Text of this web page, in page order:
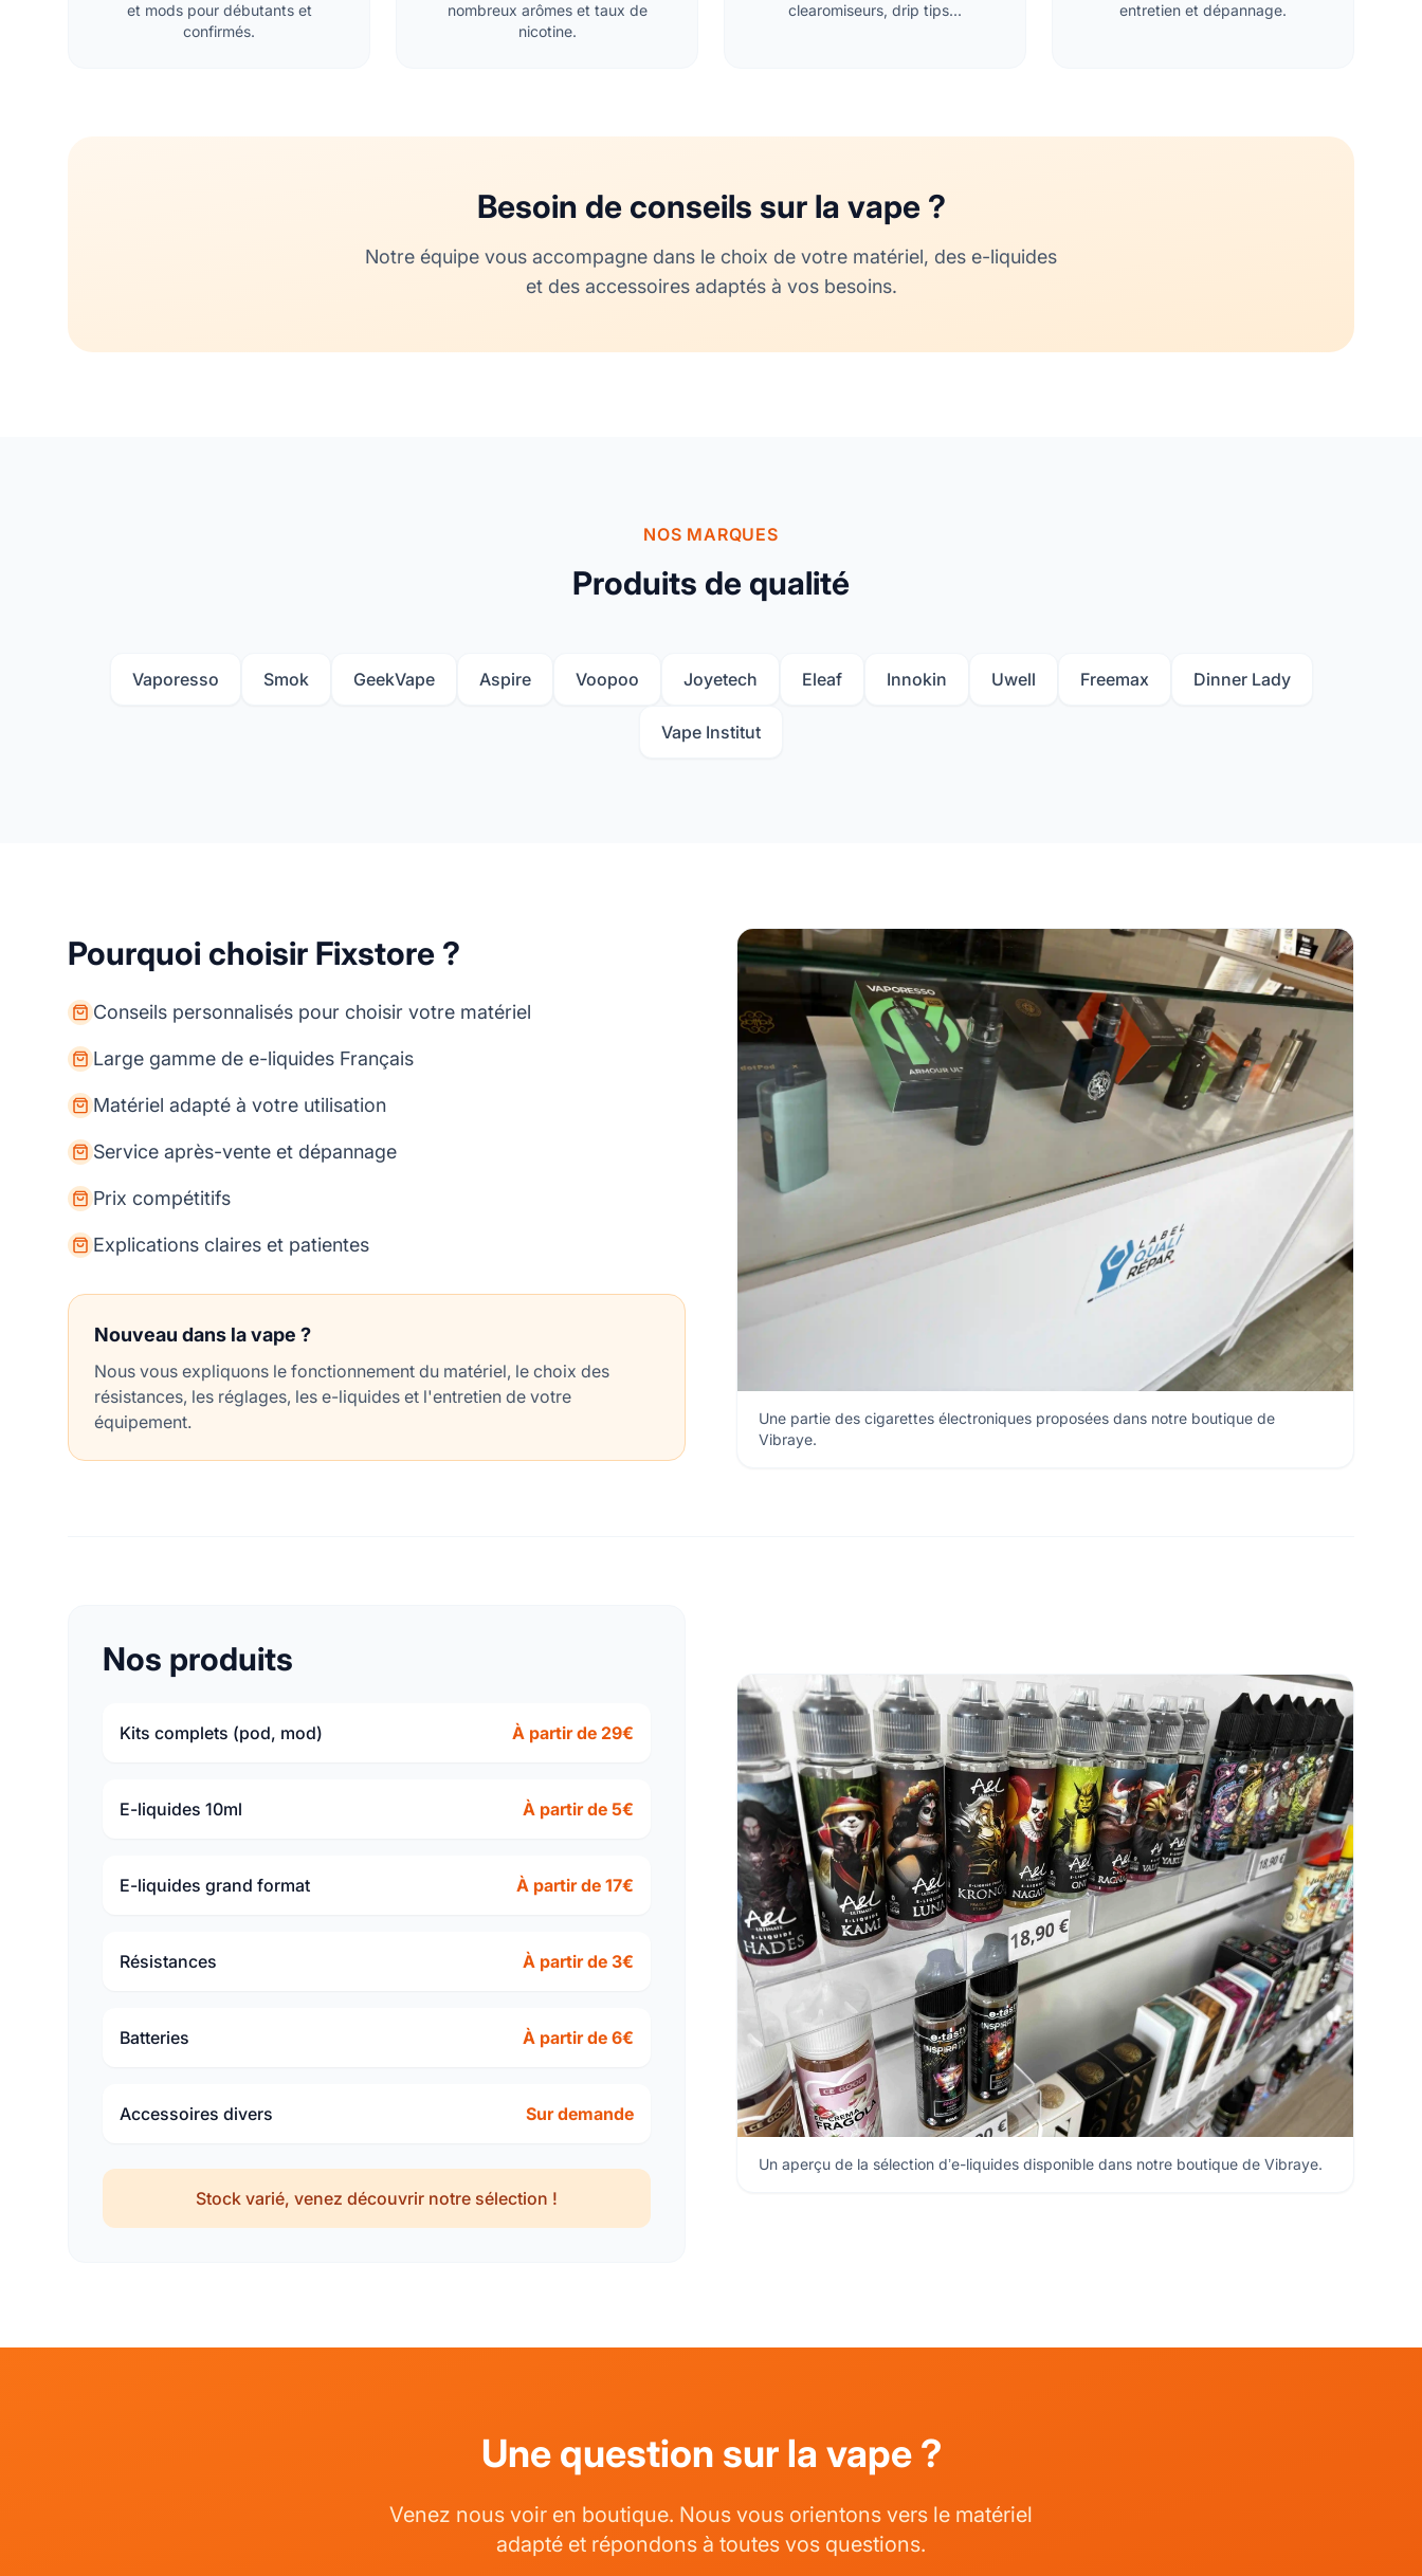
et mods pour débutants et
confirmés.
nombreux arômes et taux de
nicotine.
clearomiseurs, drip tips...
entretien et dépannage.
Besoin de conseils sur la vape ?
Notre équipe vous accompagne dans le choix de votre matériel, des e-liquides
et des accessoires adaptés à vos besoins.
NOS MARQUES
Produits de qualité
Vaporesso Smok GeekVape Aspire Voopoo Joyetech Eleaf Innokin Uwell Freemax Dinner Lady
Vape Institut
Pourquoi choisir Fixstore ?
Conseils personnalisés pour choisir votre matériel
Large gamme de e-liquides Français
Matériel adapté à votre utilisation
Service après-vente et dépannage
Prix compétitifs
Explications claires et patientes
Nouveau dans la vape ?
Nous vous expliquons le fonctionnement du matériel, le choix des
résistances, les réglages, les e-liquides et l'entretien de votre
équipement.
Une partie des cigarettes électroniques proposées dans notre boutique de
Vibraye.
Nos produits
Kits complets (pod, mod) À partir de 29€
E-liquides 10ml À partir de 5€
E-liquides grand format À partir de 17€
Résistances À partir de 3€
Batteries À partir de 6€
Accessoires divers Sur demande
Stock varié, venez découvrir notre sélection !
Un aperçu de la sélection d’e-liquides disponible dans notre boutique de Vibraye.
Une question sur la vape ?
Venez nous voir en boutique. Nous vous orientons vers le matériel
adapté et répondons à toutes vos questions.